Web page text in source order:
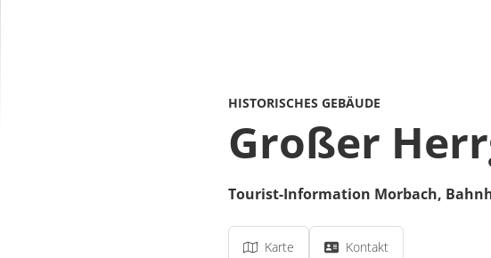
HISTORISCHES GEBÄUDE
Großer
Tourist-Information Morbach,
Karte Kontakt